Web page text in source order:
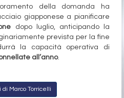
della domanda ha
giapponese a pianificare
dopo luglio, anticipando la
prevista per la fine
la capacità operativa di
all’anno.
Marco Torricelli